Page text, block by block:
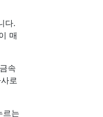
다.
매
속
로
르는